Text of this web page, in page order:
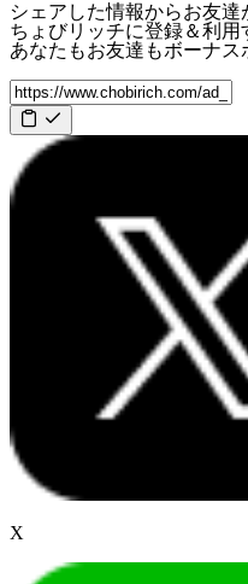
シェアした情報からお友達
ちょびリッチに登録＆利用
あなたもお友達もボーナス
X